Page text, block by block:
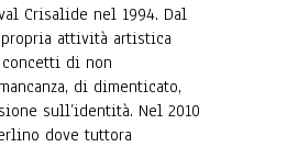
Crisalide nel 1994. Dal
attività artistica
concetti di non
di dimenticato,
sull’identità. Nel 2010
dove tuttora